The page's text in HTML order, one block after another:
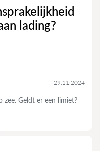
lading?
29.11.2024
zee. Geldt er een limiet?